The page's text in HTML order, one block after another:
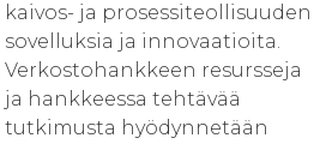
kaivos- ja prosessiteollisuuden
sovelluksia ja innovaatioita.
Verkostohankkeen resursseja
ja hankkeessa tehtävää
tutkimusta hyödynnetään